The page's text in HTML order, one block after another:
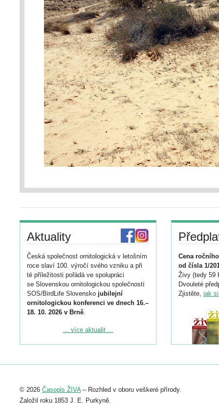
Aktuality
Česká společnost ornitologická v letošním
roce slaví 100. výročí svého vzniku a při
té příležitosti pořádá ve spolupráci
se Slovenskou ornitologickou společností
SOS/BirdLife Slovensko jubilejní
ornitologickou konferenci ve dnech 16.–
18. 10. 2026 v Brně.
Podrobnější informace ke konferenci
Registrovat se můžete do 6. září.
abstraktu přihlášené přednášky nebo
posteru je už 30. června.
... více aktualit ...
Cena
od čísla 1/
Živy (tedy 59
Dvouleté
Zjistěte, jak
© 2026 Časopis ŽIVA– Rozhled v oboru veškeré přírody.
Založil roku 1853 J. E. Purkyně.